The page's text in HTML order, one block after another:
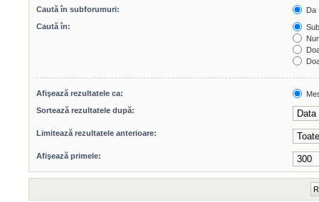
Caută în subforumuri:
Da
Caută în:
Afişează rezultatele ca:
Sortează rezultatele după:
Limitează rezultatele anterioare:
Afişează primele: